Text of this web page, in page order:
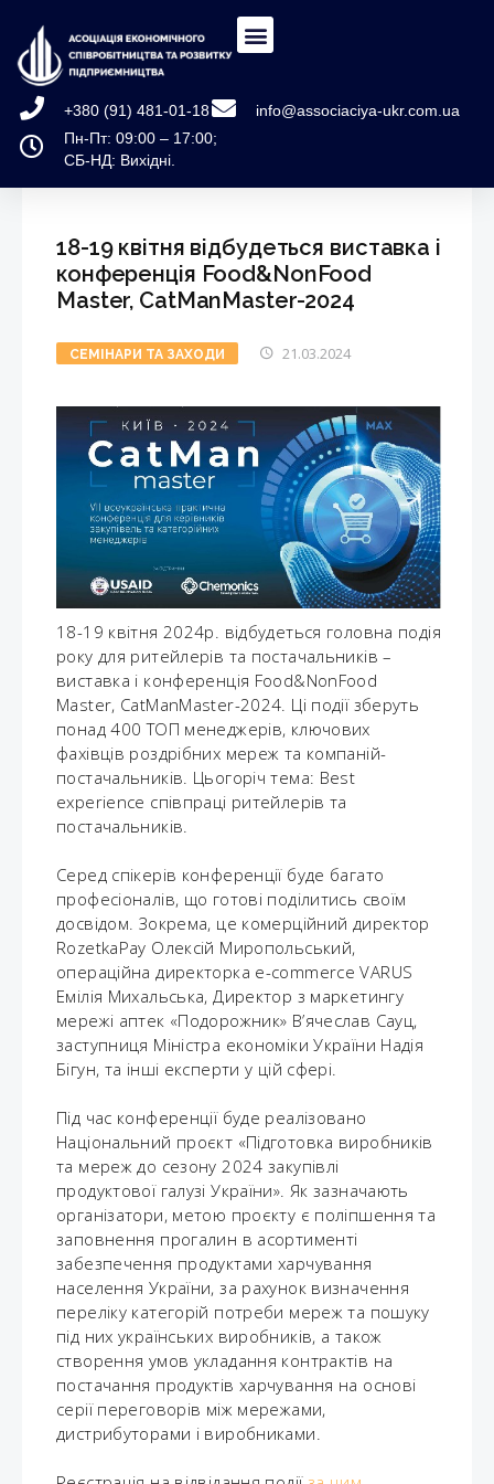
+380 (91) 481-01-18
info@associaciya-ukr.com.ua
Пн-Пт: 09:00 – 17:00;
СБ-НД: Вихідні.
18-19 квітня відбудеться виставка і
конференція Food&NonFood
Master, CatMаnMaster-2024
СЕМІНАРИ ТА ЗАХОДИ 21.03.2024
18-19 квітня 2024р. відбудеться головна подія
року для ритейлерів та постачальників –
виставка і конференція Food&NonFood
Master, CatMаnMaster-2024. Ці події зберуть
понад 400 ТОП менеджерів, ключових
фахівців роздрібних мереж та компаній-
постачальників. Цьогоріч тема: Best
experience співпраці ритейлерів та
постачальників.
Серед спікерів конференції буде багато
професіоналів, що готові поділитись своїм
досвідом. Зокрема, це комерційний директор
RozetkaPay Олексій Миропольський,
операційна директорка e-commerce VARUS
Емілія Михальська, Директор з маркетингу
мережі аптек «Подорожник» В’ячеслав Сауц,
заступниця Міністра економіки України Надія
Бігун, та інші експерти у цій сфері.
Під час конференції буде реалізовано
Національний проєкт «Підготовка виробників
та мереж до сезону 2024 закупівлі
продуктової галузі України». Як зазначають
організатори, метою проєкту є поліпшення та
заповнення прогалин в асортименті
забезпечення продуктами харчування
населення України, за рахунок визначення
переліку категорій потреби мереж та пошуку
під них українських виробників, а також
створення умов укладання контрактів на
постачання продуктів харчування на основі
серії переговорів між мережами,
дистрибуторами і виробниками.